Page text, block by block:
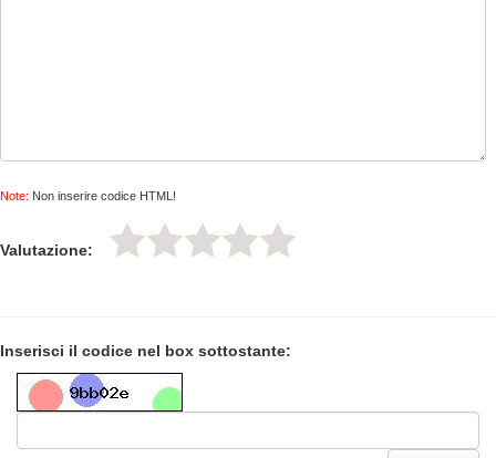
Note: Non inserire codice HTML!
Valutazione:
Inserisci il codice nel box sottostante: